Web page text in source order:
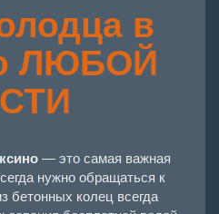
в
ЛЮБОЙ
— это самая важная
нужно обращаться к
бетонных колец всегда